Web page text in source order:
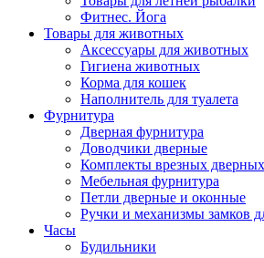
Фитнес. Йога
Товары для животных
Аксессуары для животных
Гигиена животных
Корма для кошек
Наполнитель для туалета
Фурнитура
Дверная фурнитура
Доводчики дверные
Комплекты врезных
Мебельная фурнитура
Петли дверные и оконные
Ручки и механизмы замков
Часы
Будильники